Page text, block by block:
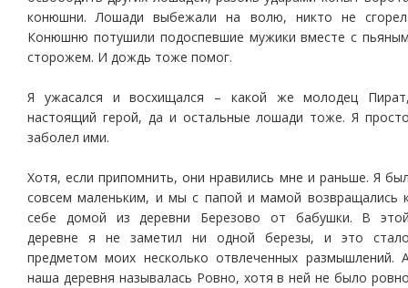
конюшни. Лошади выбежали на волю, никто не
Конюшню потушили подоспевшие мужики вместе с
сторожем. И дождь тоже помог.
Я ужасался и восхищался – какой же молодец
настоящий герой, да и остальные лошади тоже. Я
заболел ими.
Хотя, если припомнить, они нравились мне и раньше. Я
совсем маленьким, и мы с папой и мамой возвращались
себе домой из деревни Березово от бабушки. В
деревне я не заметил ни одной березы, и это
предметом моих несколько отвлеченных размышлений.
наша деревня называлась Ровно, хотя в ней не было